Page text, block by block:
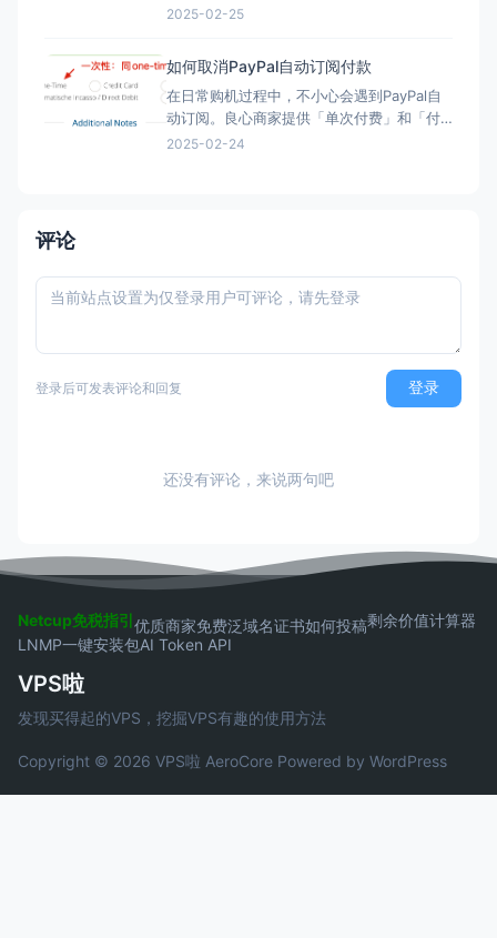
OneDrive:empty token found”错误？ 在
配置config_token ▼ Option config_t
2025-02-25
如何取消PayPal自动订阅付款
在日常购机过程中，不小心会遇到PayPal自
动订阅。良心商家提供「单次付费」和「付
费订阅」两类选项。但现在良心商家日渐变
2025-02-24
评论
登录后可发表评论和回复 登录
还没有评论，来说两句吧
Netcup免税指引优质商家免费泛域名证书如何投稿剩余价值计算器
LNMP一键安装包AI Token API
VPS啦
发现买得起的VPS，挖掘VPS有趣的使用方法
Copyright © 2026 VPS啦 AeroCore Powered by WordPress